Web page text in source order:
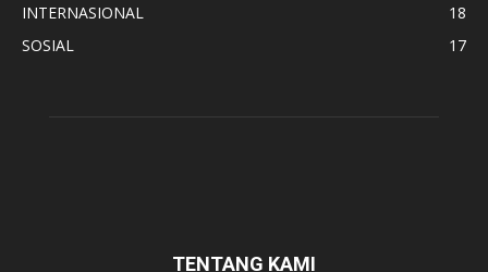
INTERNASIONAL
18
SOSIAL
17
TENTANG KAMI